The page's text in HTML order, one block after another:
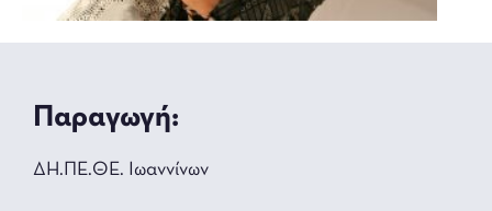
Παραγωγή:
ΔΗ.ΠΕ.ΘΕ. Ιωαννίνων